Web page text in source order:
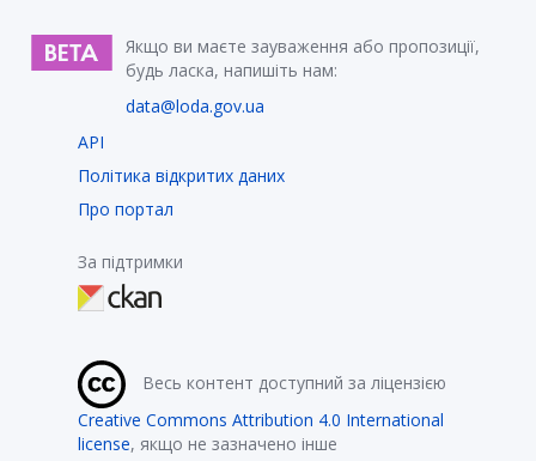
Якщо ви маєте зауваження або пропозиції,
будь ласка, напишіть нам:
data@loda.gov.ua
API
Політика відкритих даних
Про портал
За підтримки
Весь контент доступний за ліцензією
Creative Commons Attribution 4.0 International
license, якщо не зазначено інше